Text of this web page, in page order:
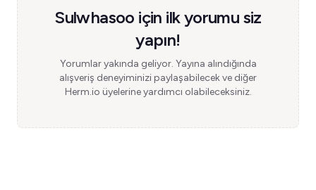
Sulwhasoo için ilk yorumu siz
yapın!
Yorumlar yakında geliyor. Yayına alındığında
alışveriş deneyiminizi paylaşabilecek ve diğer
Herm.io üyelerine yardımcı olabileceksiniz.